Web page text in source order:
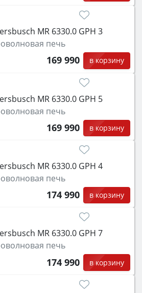
MR 6330.0 GPH 3
печь
169 990 в корзину
MR 6330.0 GPH 5
печь
169 990 в корзину
MR 6330.0 GPH 4
печь
174 990 в корзину
MR 6330.0 GPH 7
печь
174 990 в корзину